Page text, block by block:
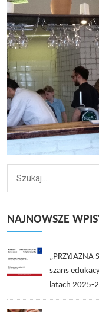
NAJNOWSZE
szans
latach 2025-